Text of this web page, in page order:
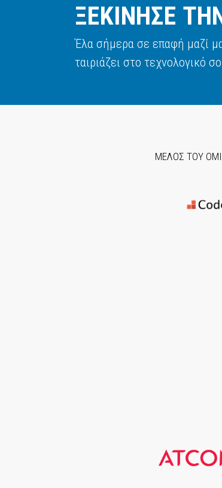
ΞΕΚΙΝΗΣΕ
Έλα σήμερα σε επαφή μαζί
ταιριάζει στο τεχνολογικό
ΜΕΛΟΣ ΤΟΥ